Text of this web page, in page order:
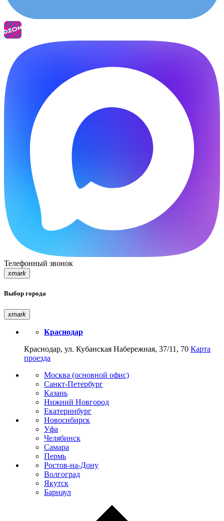
Телефонный звонок
xmark
Выбор города
xmark
Краснодар
Краснодар, ул. Кубанская Набережная, 37/11, 70 Карта
проезда
Москва (основной офис)
Санкт-Петербург
Казань
Нижний Новгород
Екатеринбург
Новосибирск
Уфа
Челябинск
Самара
Пермь
Ростов-на-Дону
Волгоград
Якутск
Барнаул